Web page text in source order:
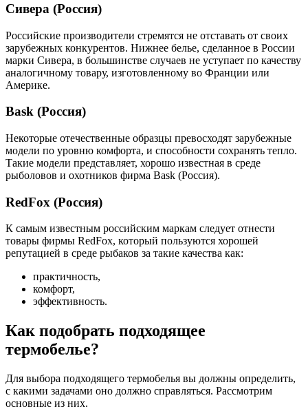
Сивера (Россия)
Российские производители стремятся не отставать от своих
зарубежных конкурентов. Нижнее белье, сделанное в России
марки Сивера, в большинстве случаев не уступает по качеству
аналогичному товару, изготовленному во Франции или
Америке.
Bask (Россия)
Некоторые отечественные образцы превосходят зарубежные
модели по уровню комфорта, и способности сохранять тепло.
Такие модели представляет, хорошо известная в среде
рыболовов и охотников фирма Bask (Россия).
RedFox (Россия)
К самым известным российским маркам следует отнести
товары фирмы RedFox, который пользуются хорошей
репутацией в среде рыбаков за такие качества как:
практичность,
комфорт,
эффективность.
Как подобрать подходящее
термобелье?
Для выбора подходящего термобелья вы должны определить,
с какими задачами оно должно справляться. Рассмотрим
основные из них.